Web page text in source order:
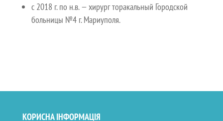
с 2018 г. по н.в. — хирург торакальный Городской
больницы №4 г. Мариуполя.
КОРИСНА ІНФОРМАЦІЯ